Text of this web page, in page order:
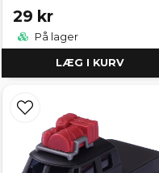
29 kr
På lager
LÆG I KURV